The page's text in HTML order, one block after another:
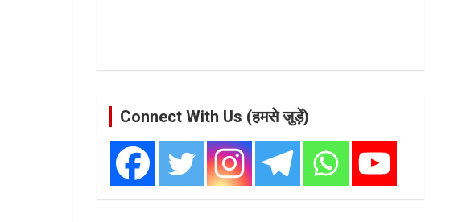
Connect With Us (हमसे जुड़ें)